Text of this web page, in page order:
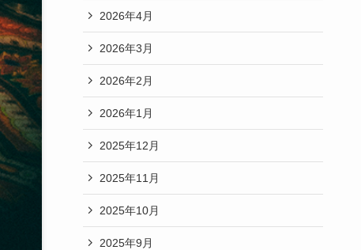
2026年4月
2026年3月
2026年2月
2026年1月
2025年12月
2025年11月
2025年10月
2025年9月